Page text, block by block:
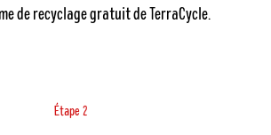
de recyclage gratuitde TerraCycle.
Étape 2